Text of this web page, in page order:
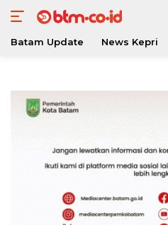
konten
Batam Update News Kepri